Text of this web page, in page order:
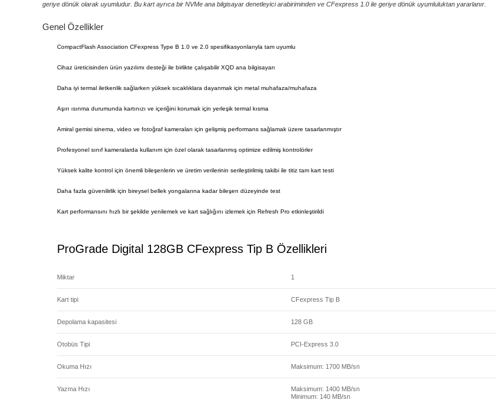
geriye dönük olarak uyumludur. Bu kart ayrıca bir NVMe ana bilgisayar denetleyici arabiriminden ve CFexpress 1.0 ile geriye dönük uyumluluktan yararlanır.
Genel Özellikler
CompactFlash Association CFexpress Type B 1.0 ve 2.0 spesifikasyonlarıyla tam uyumlu
Cihaz üreticisinden ürün yazılımı desteği ile birlikte çalışabilir XQD ana bilgisayarı
Daha iyi termal iletkenlik sağlarken yüksek sıcaklıklara dayanmak için metal muhafaza/muhafaza
Aşırı ısınma durumunda kartınızı ve içeriğini korumak için yerleşik termal kısma
Amiral gemisi sinema, video ve fotoğraf kameraları için gelişmiş performans sağlamak üzere tasarlanmıştır
Profesyonel sınıf kameralarda kullanım için özel olarak tasarlanmış optimize edilmiş kontrolörler
Yüksek kalite kontrol için önemli bileşenlerin ve üretim verilerinin serileştirilmiş takibi ile titiz tam kart testi
Daha fazla güvenilirlik için bireysel bellek yongalarına kadar bileşen düzeyinde test
Kart performansını hızlı bir şekilde yenilemek ve kart sağlığını izlemek için Refresh Pro etkinleştirildi
ProGrade Digital 128GB CFexpress Tip B Özellikleri
Miktar 1
Kart tipi CFexpress Tip B
Depolama kapasitesi 128 GB
Otobüs Tipi PCI-Express 3.0
Okuma Hızı Maksimum: 1700 MB/sn
Yazma Hızı
Maksimum: 1400 MB/sn
Minimum: 140 MB/sn